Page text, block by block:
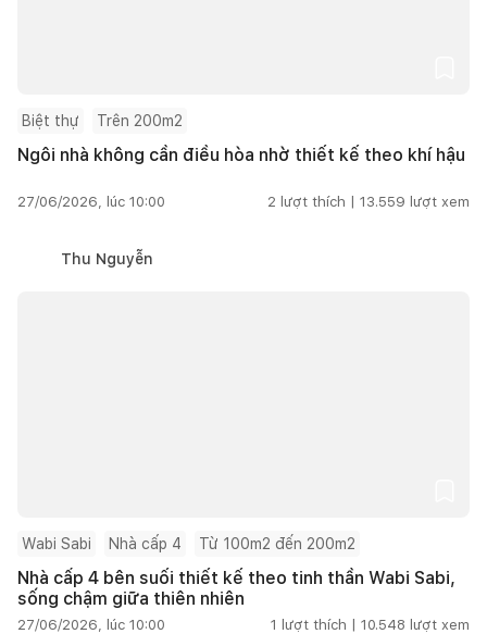
Biệt thự Trên 200m2
Ngôi nhà không cần điều hòa nhờ thiết kế theo khí hậu
27/06/2026, lúc 10:00 2 lượt thích | 13.559 lượt xem
Thu Nguyễn
Wabi Sabi Nhà cấp 4 Từ 100m2 đến 200m2
Nhà cấp 4 bên suối thiết kế theo tinh thần Wabi Sabi,
sống chậm giữa thiên nhiên
27/06/2026, lúc 10:00 1 lượt thích | 10.548 lượt xem